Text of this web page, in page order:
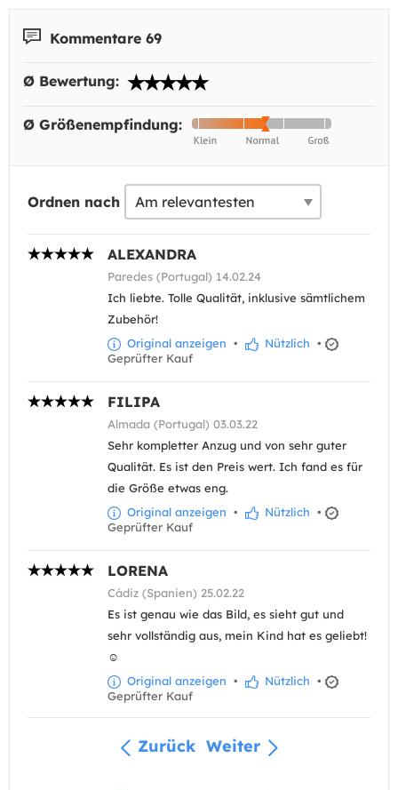
Kommentare 69
Ø Bewertung:
Ø Größenempfindung:
Ordnen nach
ALEXANDRA
Paredes (Portugal) 14.02.24
Ich liebte. Tolle Qualität, inklusive sämtlichem
Zubehör!
Original anzeigen • Nützlich •
Geprüfter Kauf
FILIPA
Almada (Portugal) 03.03.22
Sehr kompletter Anzug und von sehr guter
Qualität. Es ist den Preis wert. Ich fand es für
die Größe etwas eng.
Original anzeigen • Nützlich •
Geprüfter Kauf
LORENA
Cádiz (Spanien) 25.02.22
Es ist genau wie das Bild, es sieht gut und
sehr vollständig aus, mein Kind hat es geliebt!
☺️
Original anzeigen • Nützlich •
Geprüfter Kauf
Zurück Weiter